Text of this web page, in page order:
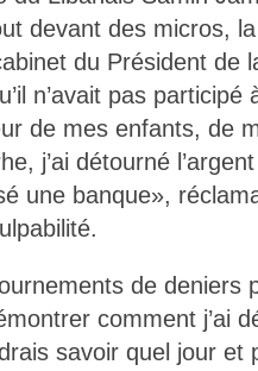
devant des micros,
du Président de
n’avait pas
de mes enfants, de
j’ai détourné
une banque»,
de deniers
comment j’ai
savoir quel jour et